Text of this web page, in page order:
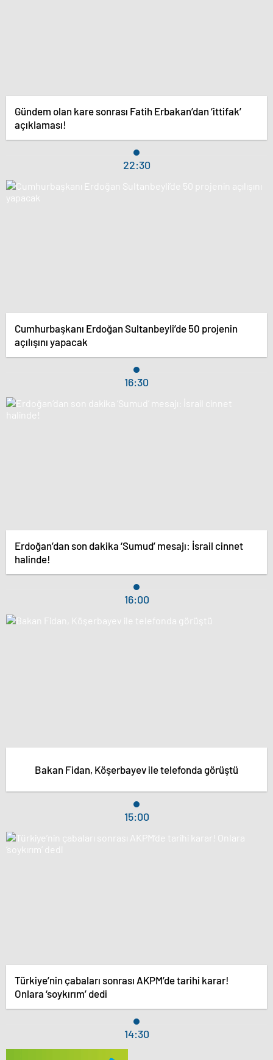
Gündem olan kare sonrası Fatih Erbakan’dan ‘ittifak’
açıklaması!
22:30
Cumhurbaşkanı Erdoğan Sultanbeyli’de 50 projenin
açılışını yapacak
16:30
Erdoğan’dan son dakika ‘Sumud’ mesajı: İsrail cinnet
halinde!
16:00
Bakan Fidan, Köşerbayev ile telefonda görüştü
15:00
Türkiye’nin çabaları sonrası AKPM’de tarihi karar!
Onlara ‘soykırım’ dedi
14:30